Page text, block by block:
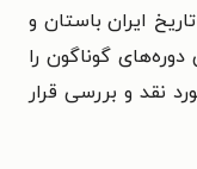
ایران باستان و
گوناگون را
نقد و بررسی قرار